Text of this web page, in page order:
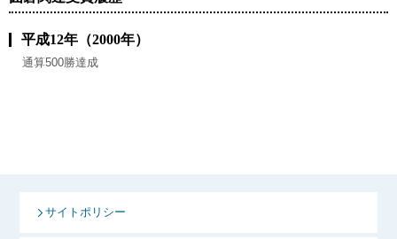
平成12年（2000年）
通算500勝達成
サイトポリシー